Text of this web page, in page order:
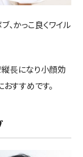
、かっこ良くワイル
縦長になり小顔効
すすめです。